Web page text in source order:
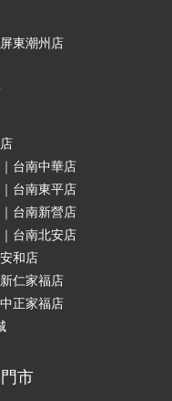
東潮州店
台南中華店
台南東平店
台南新營店
台南北安店
和店
仁家福店
正家福店
市